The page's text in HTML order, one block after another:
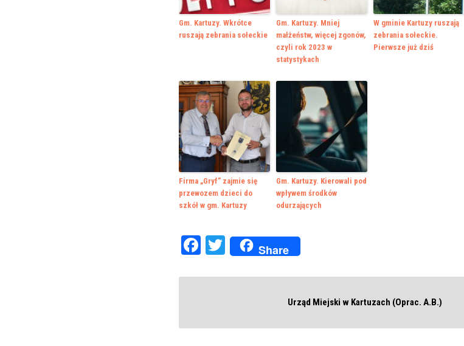
Gm. Kartuzy. Wkrótce
ruszają zebrania sołeckie
Gm. Kartuzy. Mniej
małżeństw, więcej zgonów,
czyli rok 2023 w
statystykach
W gminie Kartuzy ruszają
zebrania sołeckie.
Pierwsze już dziś
Firma „Gryf” zajmie się
przewozem dzieci do
szkół w gm. Kartuzy
Gm. Kartuzy. Kierowali pod
wpływem środków
odurzających
Facebook
Twitter
Share
Urząd Miejski w Kartuzach (Oprac. A.B.)